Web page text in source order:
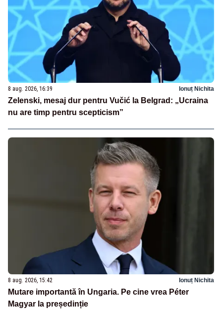
8 aug. 2026, 16:39 Ionuț Nichita
Zelenski, mesaj dur pentru Vučić la Belgrad: „Ucraina
nu are timp pentru scepticism”
8 aug. 2026, 15:42 Ionuț Nichita
Mutare importantă în Ungaria. Pe cine vrea Péter
Magyar la președinție